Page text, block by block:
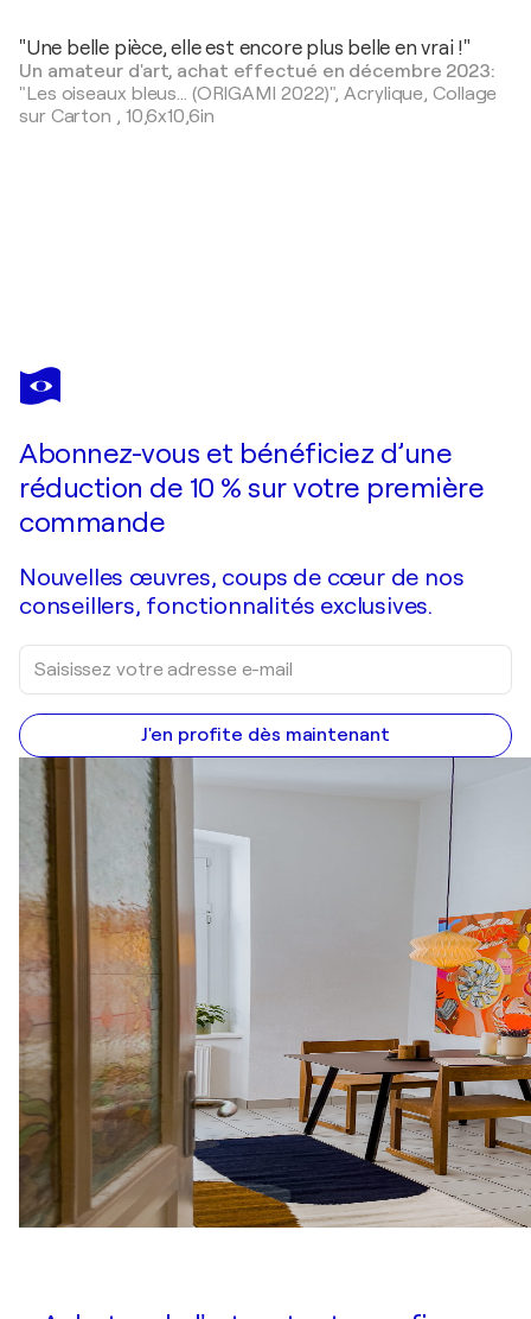
"Une belle pièce, elle est encore plus belle en vrai !"
Un amateur d'art, achat effectué en décembre 2023:
"Les oiseaux bleus... (ORIGAMI 2022)",Acrylique, Collage
sur Carton , 10,6x10,6in
OLIVIER MESSAS
Comme chaque été.. (2020)
Abonnez-vous et bénéficiez d’une
réduction de 10 % sur votre première
commande
Nouvelles œuvres, coups de cœur de nos
conseillers, fonctionnalités exclusives.
J'en profite dès maintenant